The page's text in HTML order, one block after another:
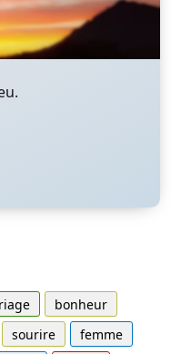
bonheur
sourire
femme